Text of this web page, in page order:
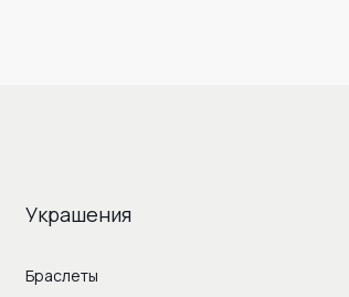
Украшения
Браслеты